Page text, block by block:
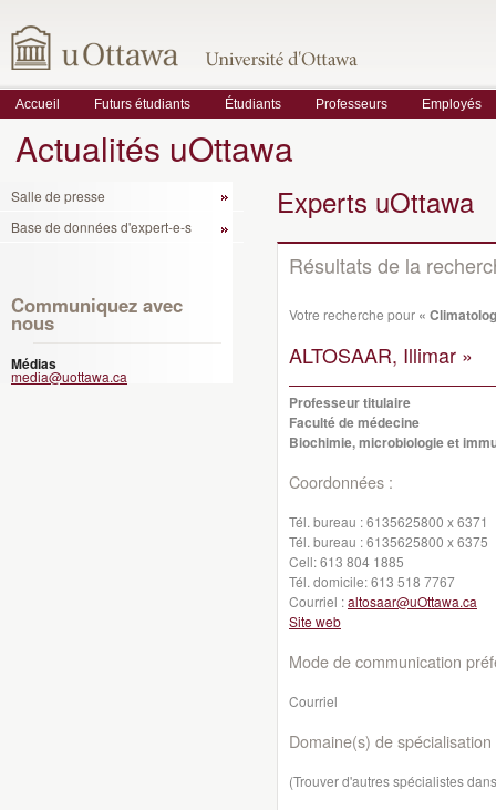
Accueil Futurs étudiants Étudiants Professeurs Employés
Actualités uOttawa
Salle de presse
Base de données d'expert-e-s
Communiquez avec
nous
Médias
media@uottawa.ca
Experts uOttawa
Résultats de la
Votre recherche pour «
ALTOSAAR, Illimar »
Professeur titulaire
Faculté de médecine
Biochimie, microbiologie et
Coordonnées :
Tél. bureau :6135625800 x 6371
Tél. bureau :6135625800 x 6375
Cell:613 804 1885
Tél. domicile:613 518 7767
Courriel :altosaar@uOttawa.ca
Site web
Mode de communication
Courriel
Domaine(s) de spécialisation
(Trouver d'autres spécialistes